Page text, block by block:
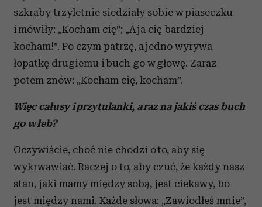
szkraby trzyletnie siedziały sobie w piaseczku
i mówiły: „Kocham cię”; „A ja cię bardziej
kocham!”. Po czym patrzę, a jedno wyrywa
łopatkę drugiemu i buch go w głowę. Zaraz
potem znów: „Kocham cię, kocham”.
Więc całusy i przytulanki, a raz na jakiś czas buch
go w łeb?
Oczywiście, choć nie chodzi o to, aby się
wykrwawiać. Raczej o to, aby czuć, że każdy nasz
stan, jaki mamy między sobą, jest ciekawy, bo
jest między nami. Każde słowa: „Zawiodłeś mnie”,